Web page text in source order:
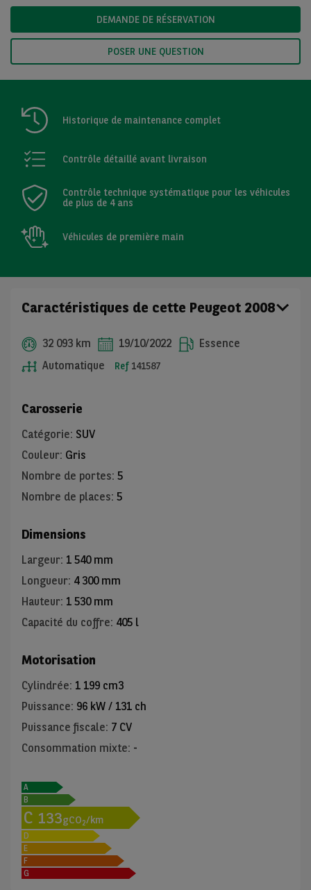
DEMANDE DE RÉSERVATION
POSER UNE QUESTION
Historique de maintenance complet
Contrôle détaillé avant livraison
Contrôle technique systématique pour les véhicules
de plus de 4 ans
Véhicules de première main
Caractéristiques de cette Peugeot 2008
32 093 km 19/10/2022
Essence
Automatique
Ref 141587
Carosserie
Catégorie: SUV
Couleur: Gris
Nombre de portes: 5
Nombre de places: 5
Dimensions
Largeur: 1 540 mm
Longueur: 4 300 mm
Hauteur: 1 530 mm
Capacité du coffre: 405 l
Motorisation
Cylindrée: 1 199 cm3
Puissance: 96 kW / 131 ch
Puissance fiscale: 7 CV
Consommation mixte: -
A
B
C 133gCO2/km
D
E
F
G